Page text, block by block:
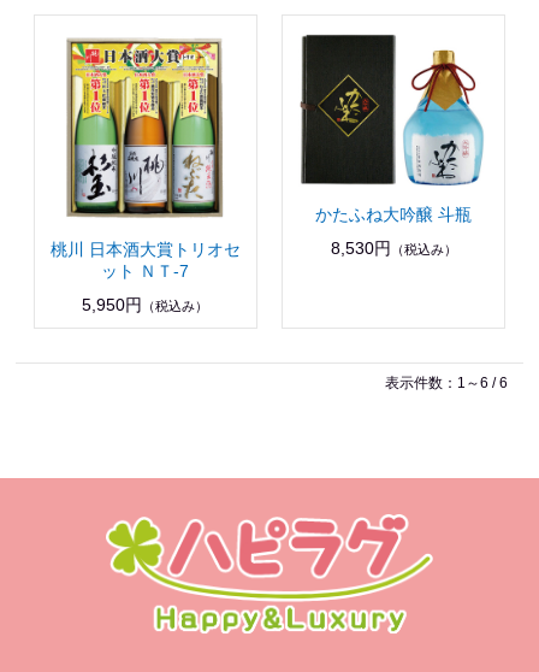
桃川 日本酒大賞トリオセ
ット ＮＴ-7
5,950円
（税込み）
かたふね大吟醸 斗瓶
8,530円
（税込み）
表示件数：1～6 / 6